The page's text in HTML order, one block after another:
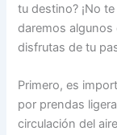
tu destino? ¡No
daremos algunos
disfrutas de tu
Primero, es
por prendas
circulación del